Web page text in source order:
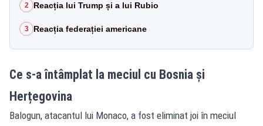
2 Reacția lui Trump și a lui Rubio
3 Reacția federației americane
Ce s-a întâmplat la meciul cu Bosnia și
Herțegovina
Balogun, atacantul lui Monaco, a fost eliminat joi în meciul